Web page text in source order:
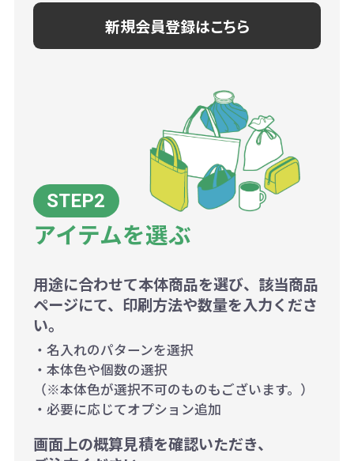
新規会員登録はこちら
アイテムを選ぶ
用途に合わせて本体商品を選び、該当商品
ページにて、印刷方法や数量を入力くださ
い。
・名入れのパターンを選択
・本体色や個数の選択
（※本体色が選択不可のものもございます。）
・必要に応じてオプション追加
画面上の概算見積を確認いただき、